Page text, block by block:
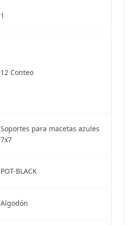
1
12 Conteo
Soportes para macetas azules
7x7
POT-BLACK
Algodón